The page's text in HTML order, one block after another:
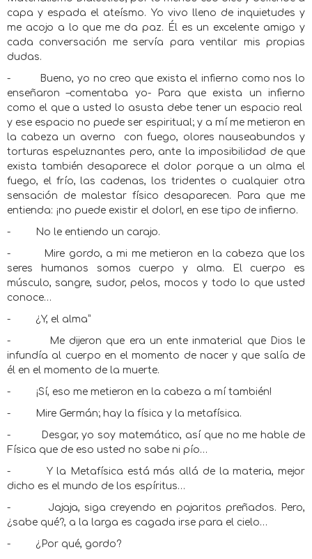
capa y espada el ateísmo. Yo vivo lleno de inquietudes y
me acojo a lo que me da paz. Él es un excelente amigo y
cada conversación me servía para ventilar mis propias
dudas.
-
Bueno, yo no creo que exista el infierno como nos lo
enseñaron –comentaba yo- Para que exista un infierno
como el que a usted lo asusta debe tener un espacio real
y ese espacio no puede ser espiritual; y a mí me metieron en
la cabeza un averno
con fuego, olores nauseabundos y
torturas espeluznantes pero, ante la imposibilidad de que
exista también desaparece el dolor porque a un alma el
fuego, el frío, las cadenas, los tridentes o cualquier otra
sensación de malestar físico desaparecen. Para que me
entienda: ¡no puede existir el dolor!, en ese tipo de infierno.
- No le entiendo un carajo.
-
Mire gordo, a mi me metieron en la cabeza que los
seres humanos somos cuerpo y alma. El cuerpo es
músculo, sangre, sudor, pelos, mocos y todo lo que usted
conoce…
- ¿Y, el alma”
-
Me dijeron que era un ente inmaterial que Dios le
infundía al cuerpo en el momento de nacer y que salía de
él en el momento de la muerte.
- ¡Sí, eso me metieron en la cabeza a mí también!
- Mire Germán; hay la física y la metafísica.
-
Desgar, yo soy matemático, así que no me hable de
Física que de eso usted no sabe ni pío…
-
Y la Metafísica está más allá de la materia, mejor
dicho es el mundo de los espíritus…
-
Jajaja, siga creyendo en pajaritos preñados. Pero,
¿sabe qué?, a la larga es cagada irse para el cielo…
- ¿Por qué, gordo?